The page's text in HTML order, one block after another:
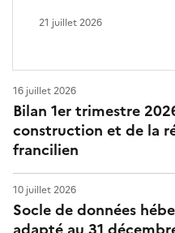
21 juillet 2026
Bilan 1er trimestre
construction et de la
francilien
16 juillet 2026
Socle de données
10 juillet 2026